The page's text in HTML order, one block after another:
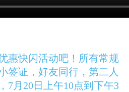
惠快闪活动吧！ 所有常规
签证，好友同行，第二人
7月20日上午10点到下午3